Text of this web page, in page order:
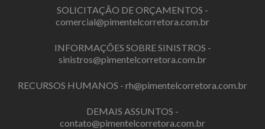
SOLICITAÇÃO DE ORÇAMENTOS -
comercial@pimentelcorretora.com.br
INFORMAÇÕES SOBRE SINISTROS -
sinistros@pimentelcorretora.com.br
RECURSOS HUMANOS - rh@pimentelcorretora.com.br
DEMAIS ASSUNTOS -
contato@pimentelcorretora.com.br